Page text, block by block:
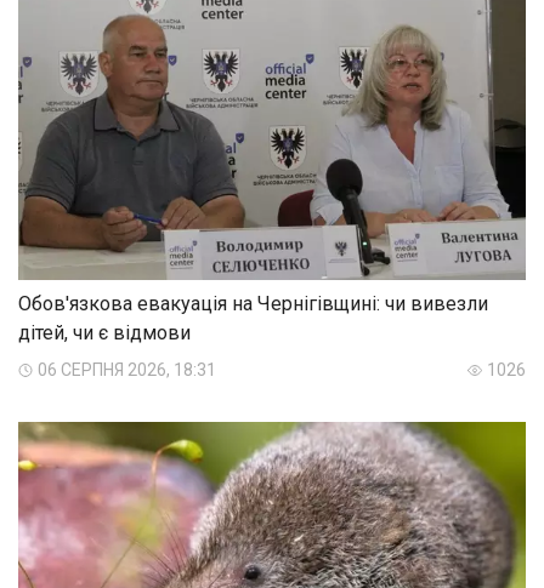
Обов'язкова евакуація на Чернігівщині: чи вивезли
дітей, чи є відмови
06 СЕРПНЯ 2026, 18:31 1026